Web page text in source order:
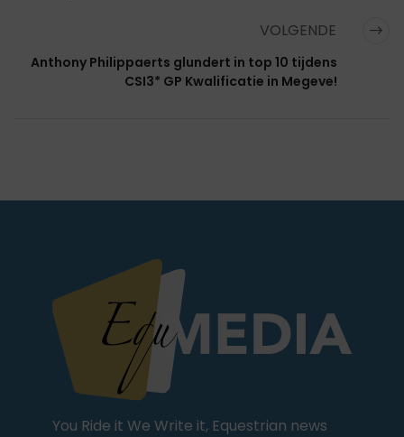
VOLGENDE
Anthony Philippaerts glundert in top 10 tijdens
CSI3* GP Kwalificatie in Megeve!
You Ride it We Write it, Equestrian news